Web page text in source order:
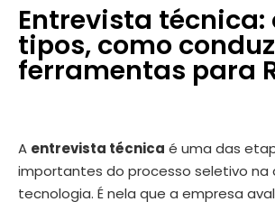
Entrevista técnica:
tipos, como
ferramentas para
A entrevista técnica é uma das
importantes do processo seletivo na
tecnologia. É nela que a empresa